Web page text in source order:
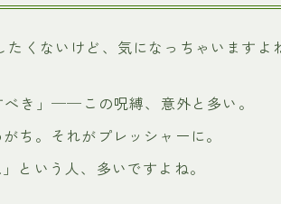
くないけど、気になっちゃいますよ
き」──この呪縛、意外と多い。
ち。それがプレッシャーに。
という人、多いですよね。